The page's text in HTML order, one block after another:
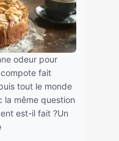
odeur pour
compote fait
tout le monde
la même question
est-il fait ?Un